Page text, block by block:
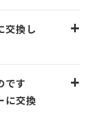
交換し
+
です
に交換
+